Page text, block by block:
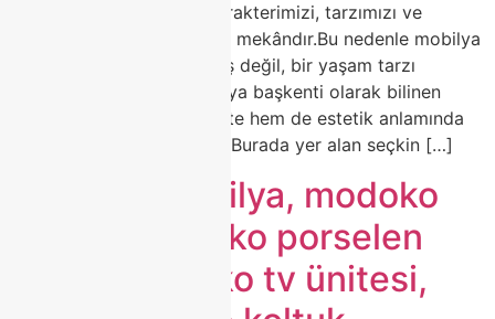
yaşadığımız alan değil; karakterimizi, tarzımızı ve
zevkimizi yansıtan en özel mekândır.Bu nedenle mobilya
seçimi, sadece bir alışveriş değil, bir yaşam tarzı
tercihidir.Türkiye’nin mobilya başkenti olarak bilinen
Modoko, yıllardır hem kalite hem de estetik anlamında
sektörün öncüsü olmuştur.Burada yer alan seçkin […]
modoko mobilya, modoko
koltuk, modoko porselen
masa, modoko tv ünitesi,